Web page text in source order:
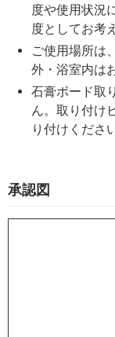
度や使用状況
度としてお考
ご使用場所は
外・浴室内は
石膏ボード取
ん。取り付け
り付けくださ
承認図